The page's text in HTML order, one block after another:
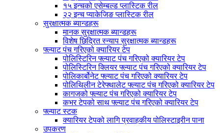
१५ इन्चको एसेम्बल्ड प्लास्टिक रील
२२ इन्च प्याकेजिङ प्लास्टिक रील
सुरक्षात्मक ब्यान्डहरू
मानक सुरक्षात्मक ब्यान्डहरू
विशेष छिद्रित स्न्याप सुरक्षात्मक ब्यान्डहरू
फ्ल्याट पंच गरिएको क्यारियर टेप
पोलिस्टिरिन फ्ल्याट पंच गरिएको क्यारियर टेप
पोलिस्टिरिन क्लियर फ्ल्याट पंच गरिएको क्यारियर टेप
पोलिकार्बोनेट फ्ल्याट पंच गरिएको क्यारियर टेप
पोलिथिलीन टेरेफ्थालेट फ्ल्याट पंच गरिएको क्यारियर टेप
कागजको फ्ल्याट पंच गरिएको क्यारियर टेप
कभर टेपको साथ फ्ल्याट पंच गरिएको क्यारियर टेप
फ्ल्याट स्टक
क्यारियर टेपको लागि प्रवाहकीय पोलिस्टाइरीन पाना
उपकरण